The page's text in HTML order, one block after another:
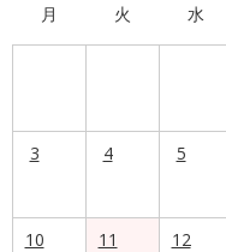
月 火 水
3 4 5
10
11
12